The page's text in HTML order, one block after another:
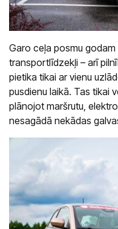
Garo ceļa posmu
transportlīdzekļi – arī
pietika tikai ar vienu
pusdienu laikā. Tas tikai
plānojot maršrutu,
nesagādā nekādas